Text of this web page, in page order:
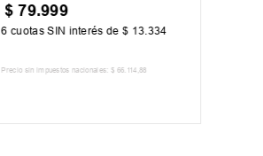
$ 79.999
6 cuotas SIN interés de$ 13 334
Precio sin impuestos nacionales: $ 66. 114 ,88